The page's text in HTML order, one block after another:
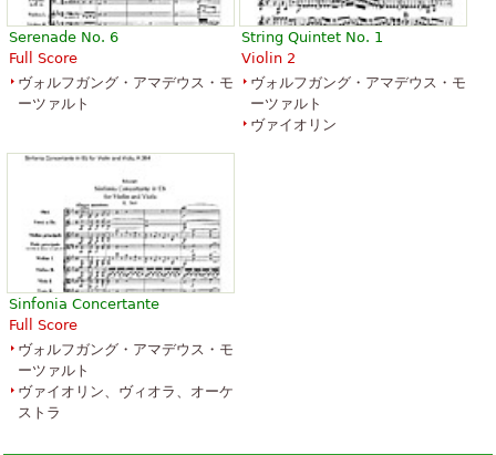
Serenade No. 6
Full Score
ヴォルフガング・アマデウス・モ
ーツァルト
String Quintet No. 1
Violin 2
ヴォルフガング・アマデウス・モ
ーツァルト
ヴァイオリン
Sinfonia Concertante
Full Score
ヴォルフガング・アマデウス・モ
ーツァルト
ヴァイオリン、ヴィオラ、オーケ
ストラ